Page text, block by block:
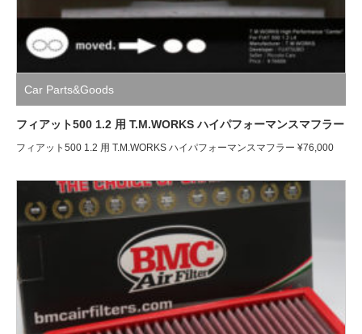
Car Parts&Goods
フィアット500 1.2 用 T.M.WORKS ハイパフォーマンスマフラー
フィアット500 1.2 用 T.M.WORKS ハイパフォーマンスマフラー ¥76,000